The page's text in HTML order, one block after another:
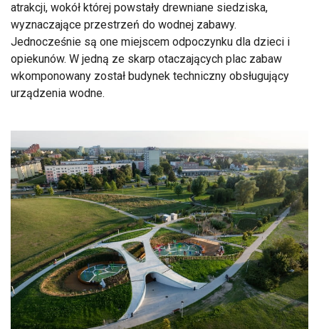
atrakcji, wokół której powstały drewniane siedziska,
wyznaczające przestrzeń do wodnej zabawy.
Jednocześnie są one miejscem odpoczynku dla dzieci i
opiekunów. W jedną ze skarp otaczających plac zabaw
wkomponowany został budynek techniczny obsługujący
urządzenia wodne.